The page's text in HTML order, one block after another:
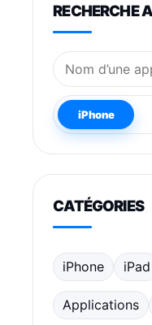
RECHERCHE
Nom de
iPhone
CATÉGORIES
iPhone iPad
Applications